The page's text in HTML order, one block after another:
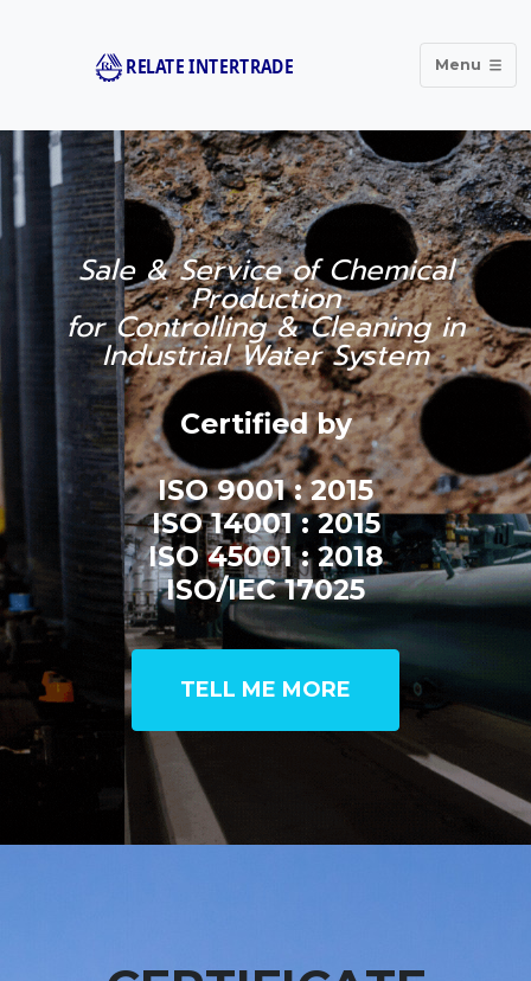
Menu
Sale & Service of Chemical
Production
for Controlling & Cleaning in
Industrial Water System
Certified by
ISO 9001 : 2015
ISO 14001 : 2015
ISO 45001 : 2018
ISO/IEC 17025
TELL ME MORE